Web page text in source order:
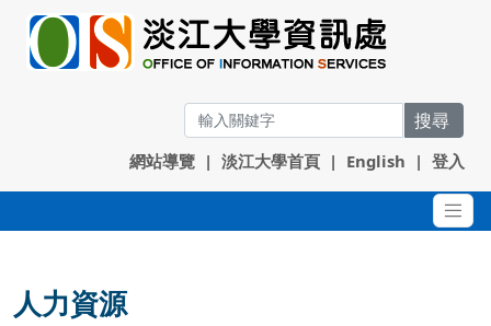
搜尋
網站導覽 | 淡江大學首頁 | English | 登入
人力資源